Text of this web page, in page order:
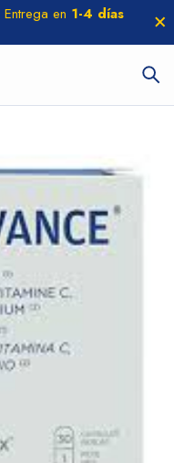
Entrega en 1-4 días